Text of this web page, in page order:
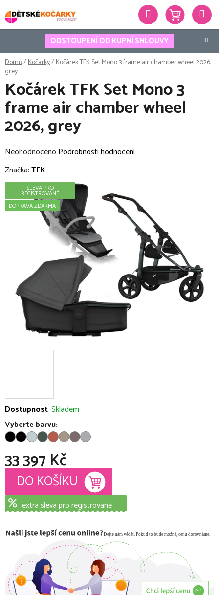
na
obsah
ODSTOUPENÍ OD KUPNÍ SMLOUVY
Hledat
Domů/Kočárky/Kočárek TFK Set Mono 3 frame air chamber wheel 2026,
grey
Dostupnost Skladem
Vyberte barvu:
33 397 Kč
Měrná cena:
DO KOŠÍKU
extra sleva pro registrované
Kočárek TFK Set Mono 3
frame air chamber wheel
2026, grey
Průměrné
hodnocení
0,0
Neohodnoceno Podrobnosti hodnocení
Značka:TFK
SLEVA PRO
REGISTROVANÉ
DOPRAVA ZDARMA